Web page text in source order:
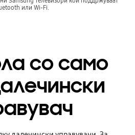
или Wi-Fi.
со само